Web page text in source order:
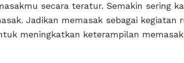
secara teratur. Semakin sering
Jadikan memasak sebagai kegiatan
meningkatkan keterampilan